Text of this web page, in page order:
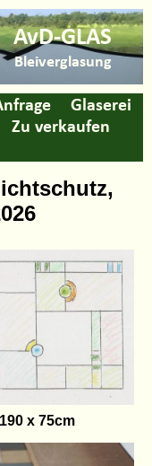
AvD-GLAS
Bleiverglasung
Glaserei
Zu verkaufen
x 75cm